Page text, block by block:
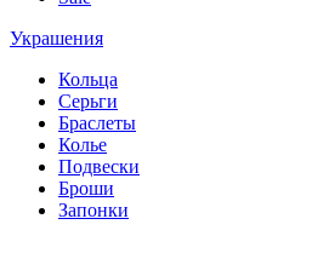
Украшения
Кольца
Серьги
Браслеты
Колье
Подвески
Броши
Запонки